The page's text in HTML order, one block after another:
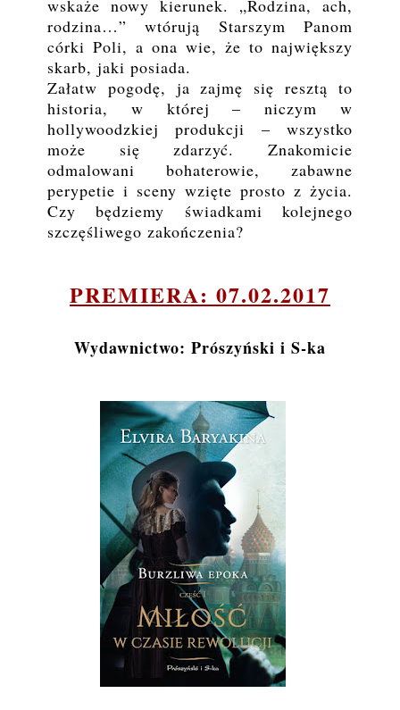
wskaże nowy kierunek. „Rodzina, ach,
rodzina…” wtórują Starszym Panom
córki Poli, a ona wie, że to największy
skarb, jaki posiada.
Załatw pogodę, ja zajmę się resztą to
historia, w której – niczym w
hollywoodzkiej produkcji – wszystko
może się zdarzyć. Znakomicie
odmalowani bohaterowie, zabawne
perypetie i sceny wzięte prosto z życia.
Czy będziemy świadkami kolejnego
szczęśliwego zakończenia?
PREMIERA: 07.02.2017
Wydawnictwo: Prószyński i S-ka